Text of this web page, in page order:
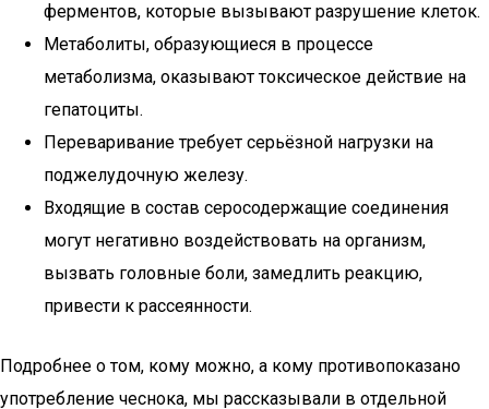
ферментов, которые вызывают разрушение клеток.
Метаболиты, образующиеся в процессе
метаболизма, оказывают токсическое действие на
гепатоциты.
Переваривание требует серьёзной нагрузки на
поджелудочную железу.
Входящие в состав серосодержащие соединения
могут негативно воздействовать на организм,
вызвать головные боли, замедлить реакцию,
привести к рассеянности.
Подробнее о том, кому можно, а кому противопоказано
употребление чеснока, мы рассказывали в отдельной